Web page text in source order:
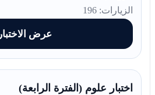
الزيارات: 196
عرض الاختبار
اختبار علوم (الفترة الرابعة)